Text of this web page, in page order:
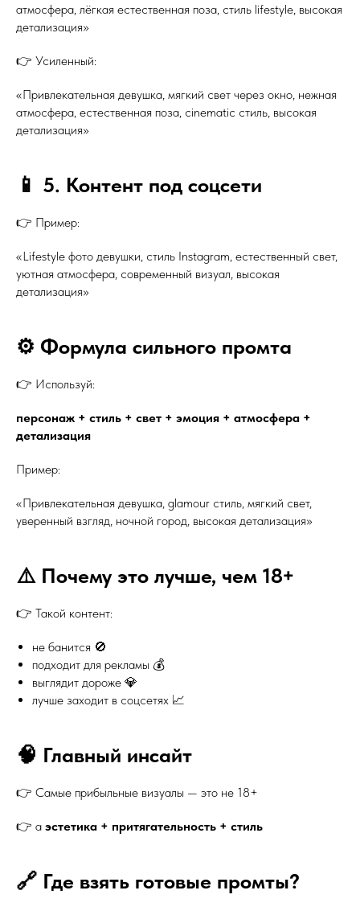
атмосфера, лёгкая естественная поза, стиль lifestyle, высокая
детализация»
👉 Усиленный:
«Привлекательная девушка, мягкий свет через окно, нежная
атмосфера, естественная поза, cinematic стиль, высокая
детализация»
📱 5. Контент под соцсети
👉 Пример:
«Lifestyle фото девушки, стиль Instagram, естественный свет,
уютная атмосфера, современный визуал, высокая
детализация»
⚙️ Формула сильного промта
👉 Используй:
персонаж + стиль + свет + эмоция + атмосфера +
детализация
Пример:
«Привлекательная девушка, glamour стиль, мягкий свет,
уверенный взгляд, ночной город, высокая детализация»
⚠️ Почему это лучше, чем 18+
👉 Такой контент:
не банится 🚫
подходит для рекламы 💰
выглядит дороже 💎
лучше заходит в соцсетях 📈
🧠 Главный инсайт
👉 Самые прибыльные визуалы — это не 18+
👉 а эстетика + притягательность + стиль
🔗 Где взять готовые промты?